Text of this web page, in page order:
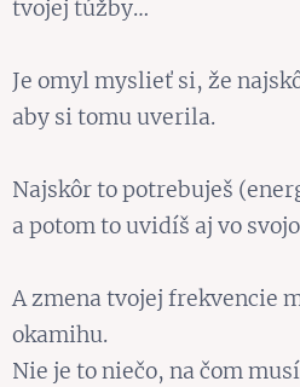
tvojej túžby…
Je omyl myslieť si, že
aby si tomu uverila.
Najskôr to potrebuješ
a potom to uvidíš aj vo
A zmena tvojej frekvencie
okamihu.
Nie je to niečo, na čom